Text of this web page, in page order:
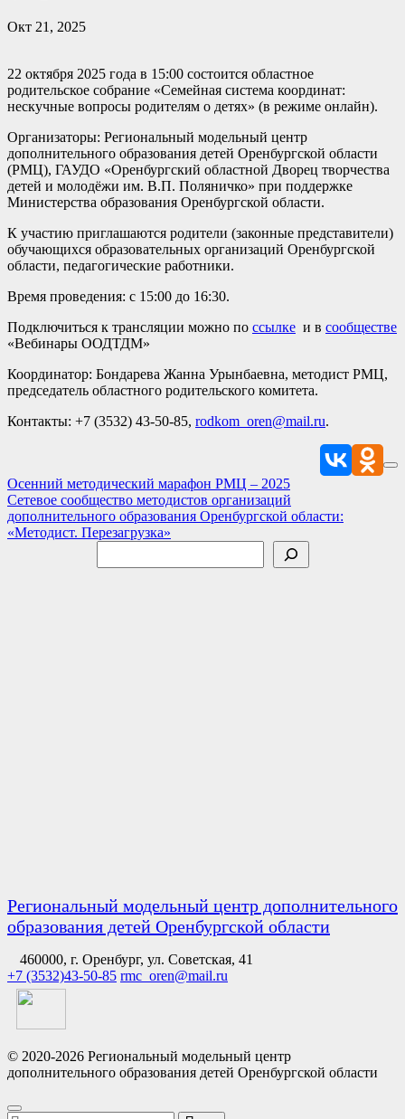
Окт 21, 2025
22 октября 2025 года в 15:00 состоится областное
родительское собрание «Семейная система координат:
нескучные вопросы родителям о детях» (в режиме онлайн).
Организаторы: Региональный модельный центр
дополнительного образования детей Оренбургской области
(РМЦ), ГАУДО «Оренбургский областной Дворец творчества
детей и молодёжи им. В.П. Поляничко» при поддержке
Министерства образования Оренбургской области.
К участию приглашаются родители (законные представители)
обучающихся образовательных организаций Оренбургской
области, педагогические работники.
Время проведения: с 15:00 до 16:30.
Подключиться к трансляции можно по ссылке и в сообществе
«Вебинары ООДТДМ»
Координатор: Бондарева Жанна Урынбаевна, методист РМЦ,
председатель областного родительского комитета.
Контакты: +7 (3532) 43-50-85, rodkom_oren@mail.ru.
Навигация
по
записям
Осенний методический марафон РМЦ – 2025
Сетевое сообщество методистов организаций
дополнительного образования Оренбургской области:
«Методист. Перезагрузка»
Региональный модельный центр дополнительного
образования детей Оренбургской области
460000, г. Оренбург, ул. Советская, 41
+7 (3532)43-50-85 rmc_oren@mail.ru
© 2020-2026 Региональный модельный центр
дополнительного образования детей Оренбургской области